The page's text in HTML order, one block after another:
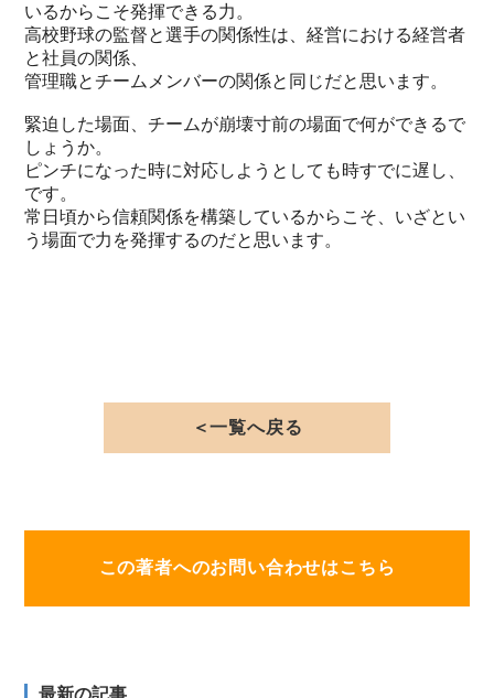
いるからこそ発揮できる力。
高校野球の監督と選手の関係性は、経営における経営者
と社員の関係、
管理職とチームメンバーの関係と同じだと思います。
緊迫した場面、チームが崩壊寸前の場面で何ができるで
しょうか。
ピンチになった時に対応しようとしても時すでに遅し、
です。
常日頃から信頼関係を構築しているからこそ、いざとい
う場面で力を発揮するのだと思います。
＜一覧へ戻る
この著者へのお問い合わせはこちら